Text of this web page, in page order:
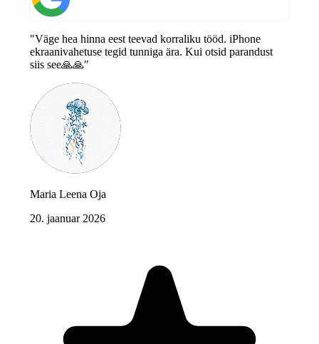
"Väge hea hinna eest teevad korraliku tööd. iPhone
ekraanivahetuse tegid tunniga ära. Kui otsid parandust
siis see🙏🙏"
Maria Leena Oja
20. jaanuar 2026